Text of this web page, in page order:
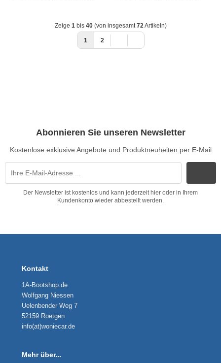
Zeige 1bis 40(von insgesamt72Artikeln)
1 2
Abonnieren Sie unseren Newsletter
Kostenlose exklusive Angebote und Produktneuheiten per E-Mail
Der Newsletter ist kostenlos und kann jederzeit hier oder in Ihrem
Kundenkonto wieder abbestellt werden.
Kontakt
1A-Bootshop.de
Wolfgang Niessen
Uelenbender Weg 7
52159 Roetgen
info(at)woniecar.de
Mehr über...